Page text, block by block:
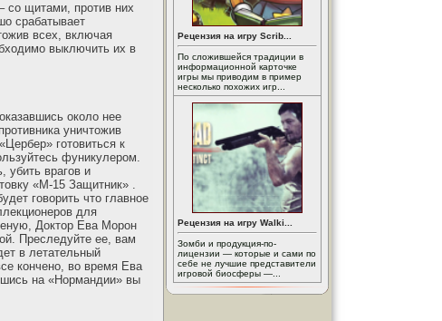
со щитами, против них
срабатывает
всех, включая
выключить их в
около нее
уничтожив
готовиться к
фуникулером.
убить врагов и
«М-15 Защитник» .
говорить что главное
для
Доктор Ева Морон
Преследуйте ее, вам
в летательный
кончено, во время Ева
на «Нормандии» вы
Рецензия на игру Scrib...
По сложившейся традиции в
информационной карточке
игры мы приводим в пример
несколько похожих игр...
Рецензия на игру Walki...
Зомби и продукция-по-
лицензии — которые и сами по
себе не лучшие представители
игровой биосферы —...